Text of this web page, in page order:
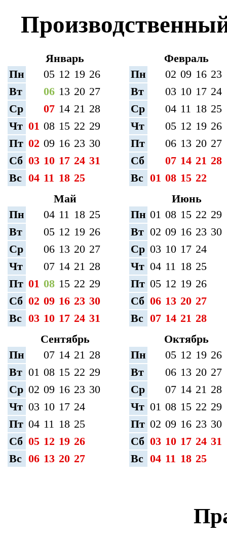
Январь
Пн
05 12 19 26
Вт
06 13 20 27
Ср
07 14 21 28
Чт 01 08 15 22 29
Пт 02 09 16 23 30
Сб 03 10 17 24 31
Вс 04 11 18 25
Февраль
Пн
02 09 16 23
Вт
03 10 17 24
Ср
04 11 18 25
Чт
05 12 19 26
Пт
06 13 20 27
Сб
07 14 21 28
Вс 01 08 15 22
Май
Пн
04 11 18 25
Вт
05 12 19 26
Ср
06 13 20 27
Чт
07 14 21 28
Пт 01 08 15 22 29
Сб 02 09 16 23 30
Вс 03 10 17 24 31
Июнь
Пн 01 08 15 22 29
Вт 02 09 16 23 30
Ср 03 10 17 24
Чт 04 11 18 25
Пт 05 12 19 26
Сб 06 13 20 27
Вс 07 14 21 28
Сентябрь
Пн
07 14 21 28
Вт 01 08 15 22 29
Ср 02 09 16 23 30
Чт 03 10 17 24
Пт 04 11 18 25
Сб 05 12 19 26
Вс 06 13 20 27
Октябрь
Пн
05 12 19 26
Вт
06 13 20 27
Ср
07 14 21 28
Чт 01 08 15 22 29
Пт 02 09 16 23 30
Сб 03 10 17 24 31
Вс 04 11 18 25